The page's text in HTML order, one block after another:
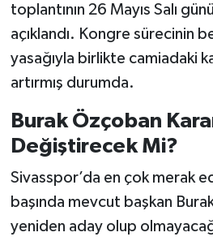
toplantının 26 Mayıs Salı
açıklandı. Kongre sürecinin
yasağıyla birlikte camiadaki
artırmış durumda.
Burak Özçoban
Değiştirecek Mi?
Sivasspor’da en çok merak
başında mevcut başkan
yeniden aday olup